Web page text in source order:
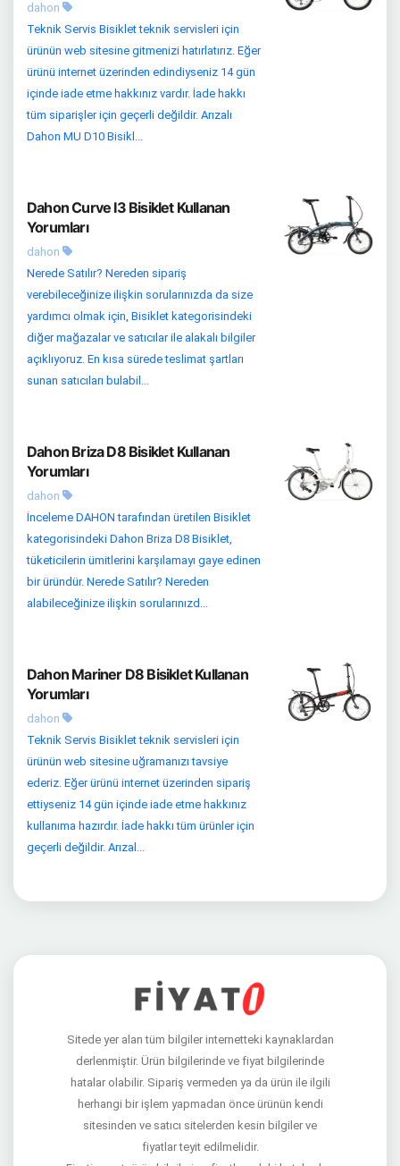
dahon
Teknik Servis Bisiklet teknik servisleri için
ürünün web sitesine gitmenizi hatırlatırız. Eğer
ürünü internet üzerinden edindiyseniz 14 gün
içinde iade etme hakkınız vardır. İade hakkı
tüm siparişler için geçerli değildir. Arızalı
Dahon MU D10 Bisikl...
Dahon Curve I3 Bisiklet Kullanan
Yorumları
dahon
Nerede Satılır? Nereden sipariş
verebileceğinize ilişkin sorularınızda da size
yardımcı olmak için, Bisiklet kategorisindeki
diğer mağazalar ve satıcılar ile alakalı bilgiler
açıklıyoruz. En kısa sürede teslimat şartları
sunan satıcıları bulabil...
Dahon Briza D8 Bisiklet Kullanan
Yorumları
dahon
İnceleme DAHON tarafından üretilen Bisiklet
kategorisindeki Dahon Briza D8 Bisiklet,
tüketicilerin ümitlerini karşılamayı gaye edinen
bir üründür. Nerede Satılır? Nereden
alabileceğinize ilişkin sorularınızd...
Dahon Mariner D8 Bisiklet Kullanan
Yorumları
dahon
Teknik Servis Bisiklet teknik servisleri için
ürünün web sitesine uğramanızı tavsiye
ederiz. Eğer ürünü internet üzerinden sipariş
ettiyseniz 14 gün içinde iade etme hakkınız
kullanıma hazırdır. İade hakkı tüm ürünler için
geçerli değildir. Arızal...
Sitede yer alan tüm bilgiler internetteki kaynaklardan
derlenmiştir. Ürün bilgilerinde ve fiyat bilgilerinde
hatalar olabilir. Sipariş vermeden ya da ürün ile ilgili
herhangi bir işlem yapmadan önce ürünün kendi
sitesinden ve satıcı sitelerden kesin bilgiler ve
fiyatlar teyit edilmelidir.